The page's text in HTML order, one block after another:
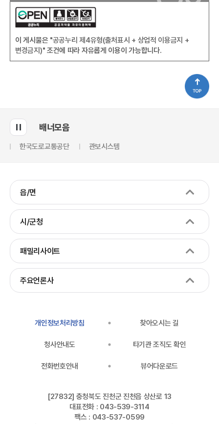
이 게시물은 "공공누리 제4유형(출처표시 + 상업적 이용금지 +
변경금지)" 조건에 따라 자유롭게 이용이 가능합니다.
배너모음
한국도로교통공단 관보시스템
읍/면
시/군청
패밀리사이트
주요언론사
개인정보처리방침 찾아오시는 길
청사안내도 타기관 조직도 확인
전화번호안내 뷰어다운로드
[27832] 충청북도 진천군 진천읍 상산로 13
대표전화 : 043-539-3114
팩스 : 043-537-0599